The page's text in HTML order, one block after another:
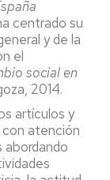
centrado su
y de la
el
social en
2014.
artículos y
atención